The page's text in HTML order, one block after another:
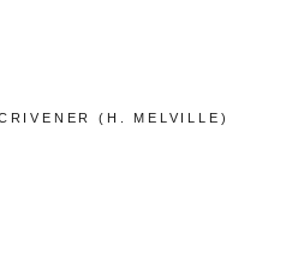
& Zubehör(H. MELVILLE)